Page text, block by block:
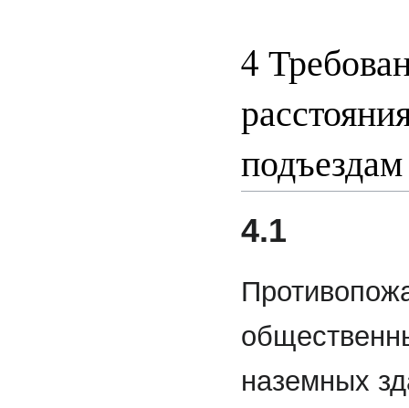
4
подъездам
4.1
наземных